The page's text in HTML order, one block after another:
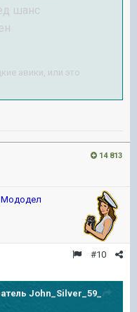
шанс
авики, или это
14 813
Мододел
#10
John_Silver_59_